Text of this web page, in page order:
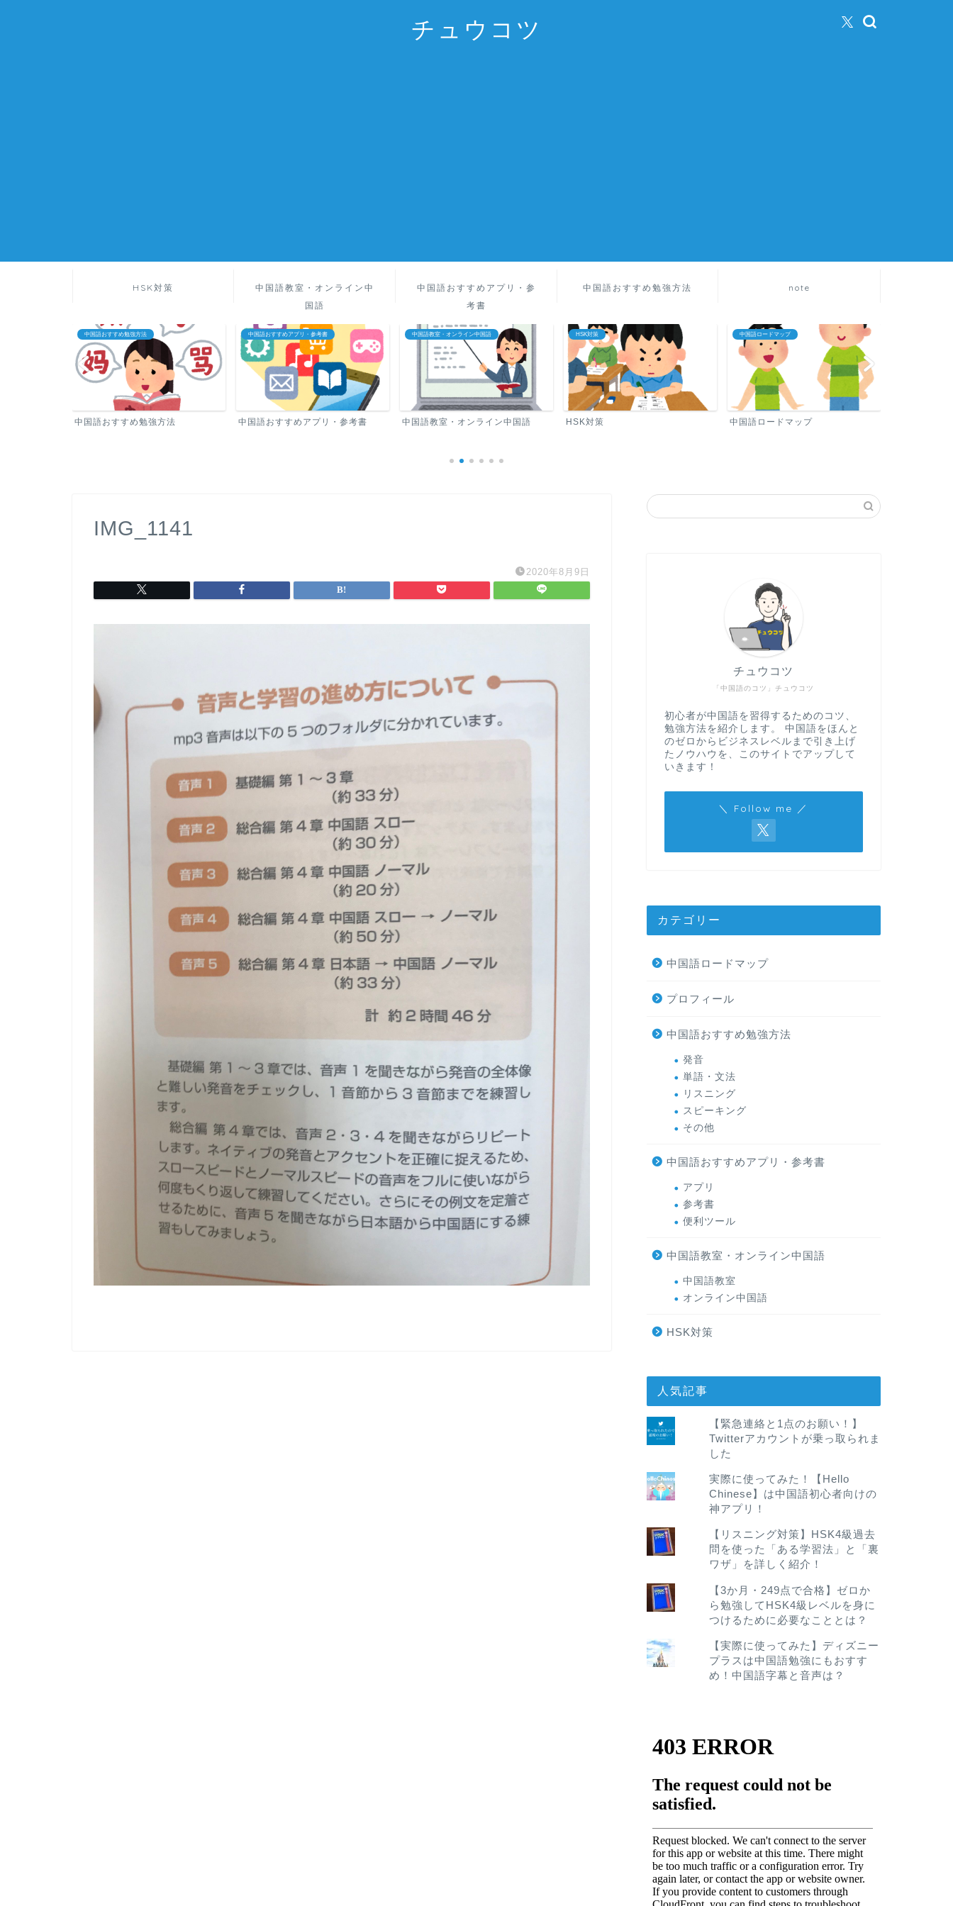
チュウコツ
HSK対策
中国語教室・オンライン中
国語
中国語おすすめアプリ・参
考書
中国語おすすめ勉強方法 note
国語おすすめ勉強方法
中国語おすすめアプリ・参考書
中国語おすすめアプリ・参考書
中国語教室・オンライン中国語
中国語教室・オンライン中国語
HSK対策
HSK対策
中国語ロードマップ
中国語ロードマップ
プロフィール
IMG_1141
2020年8月9日
「中国語のコツ」チュウコツ
チュウコツ
初心者が中国語を習得するためのコツ、
勉強方法を紹介します。 中国語をほんと
のゼロからビジネスレベルまで引き上げ
たノウハウを、このサイトでアップして
いきます！
＼ Follow me ／
カテゴリー
中国語ロードマップ
プロフィール
中国語おすすめ勉強方法
発音
単語・文法
リスニング
スピーキング
その他
中国語おすすめアプリ・参考書
アプリ
参考書
便利ツール
中国語教室・オンライン中国語
中国語教室
オンライン中国語
HSK対策
人気記事
【緊急連絡と1点のお願い！】
Twitterアカウントが乗っ取られま
した
実際に使ってみた！【Hello
Chinese】は中国語初心者向けの
神アプリ！
【リスニング対策】HSK4級過去
問を使った「ある学習法」と「裏
ワザ」を詳しく紹介！
【3か月・249点で合格】ゼロか
ら勉強してHSK4級レベルを身に
つけるために必要なこととは？
【実際に使ってみた】ディズニー
プラスは中国語勉強にもおすす
め！中国語字幕と音声は？